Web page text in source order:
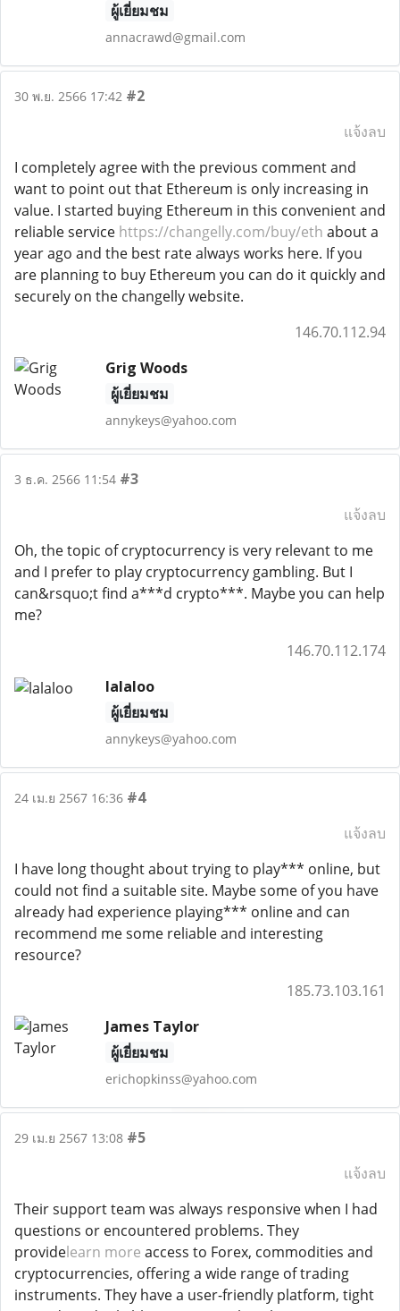
ผู้เยี่ยมชม
annacrawd@gmail.com
30 พ.ย. 2566 17:42 #2
แจ้งลบ
I completely agree with the previous comment and
want to point out that Ethereum is only increasing in
value. I started buying Ethereum in this convenient and
reliable service https://changelly.com/buy/eth about a
year ago and the best rate always works here. If you
are planning to buy Ethereum you can do it quickly and
securely on the changelly website.
146.70.112.94
Grig Woods
ผู้เยี่ยมชม
annykeys@yahoo.com
3 ธ.ค. 2566 11:54 #3
แจ้งลบ
Oh, the topic of cryptocurrency is very relevant to me
and I prefer to play cryptocurrency gambling. But I
can&rsquo;t find a***d crypto***. Maybe you can help
me?
146.70.112.174
lalaloo
ผู้เยี่ยมชม
annykeys@yahoo.com
24 เม.ย 2567 16:36 #4
แจ้งลบ
I have long thought about trying to play*** online, but
could not find a suitable site. Maybe some of you have
already had experience playing*** online and can
recommend me some reliable and interesting
resource?
185.73.103.161
James Taylor
ผู้เยี่ยมชม
erichopkinss@yahoo.com
29 เม.ย 2567 13:08 #5
แจ้งลบ
Their support team was always responsive when I had
questions or encountered problems. They
providelearn more access to Forex, commodities and
cryptocurrencies, offering a wide range of trading
instruments. They have a user-friendly platform, tight